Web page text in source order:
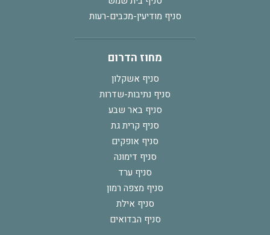
סניף מודיעין-מכבים-רעות
מחוז הדרום
סניף אשקלון
סניף נתיבות-שדרות
סניף באר שבע
סניף קרית גת
סניף אופקים
סניף דימונה
סניף ערד
סניף מצפה רמון
סניף אילת
סניף הבדואים